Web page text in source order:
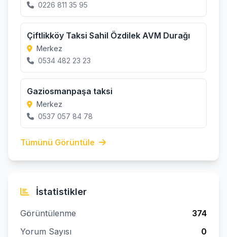
0226 811 35 95
Çiftlikköy Taksi Sahil Özdilek AVM Durağı
Merkez
0534 482 23 23
Gaziosmanpaşa taksi
Merkez
0537 057 84 78
Tümünü Görüntüle
İstatistikler
Görüntülenme
374
Yorum Sayısı
0